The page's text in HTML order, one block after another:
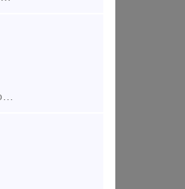
Компания ООО "ГТК" приглашает Вас воспользоваться нашими услугами по перевозке грузов железнодорожным транспортом. Для выполнения Ваших заказов мы используем универсальные и фитинговые платформы, пол